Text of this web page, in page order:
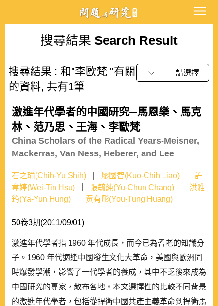
搜尋結果 Search Result
搜尋結果 : 和"李歐梵 "有關
的資料, 共有1筆
請選擇
激進年代學者的中國研究─馬恩樂、馬克
林、范乃思、王海、李歐梵
China Scholars of the Radical Years-Meisner,
Mackerras, Van Ness, Heberer, and Lee
石之瑜(Chih-Yu Shih) 廖國智(Kuo-Chih Liao)
許
韋婷(Wei-Tin Hsu)
張毓純(Yu-Chun Chang)
洪雅
筠(Ya-Yun Hung)
黃有彤(You-Tung Huang)
50卷3期(2011/09/01)
激進年代學者指 1960 年代成長，而今已為耆老的知識分
子。1960 年代適逢中國發生文化大革命，美國與歐洲同
時爆發學潮，影響了一代學者的養成，其中不乏後來成為
中國研究的專家，散布各地。本文選擇性的比較不同背景
的激進年代學者，包括從捍衛中國共產主義革命到捍衛馬